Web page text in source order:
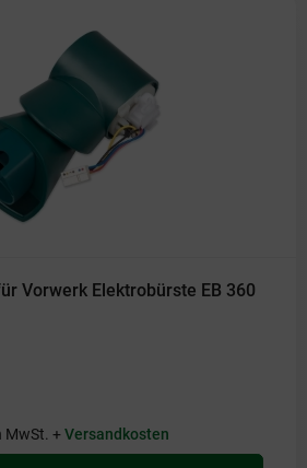
Vorwerk Elektrobürste EB 360
MwSt. +Versandkosten